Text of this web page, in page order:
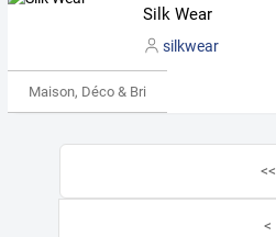
Silk Wear
silkwear
Maison, Déco & Bricolage
<<
<